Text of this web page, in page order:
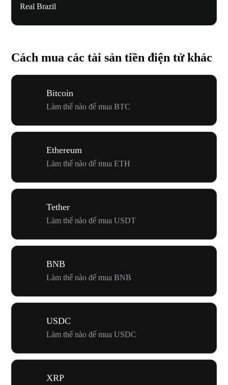
Real Brazil
Cách mua các tài sản tiền điện tử khác
Bitcoin
Làm thế nào để mua BTC
Ethereum
Làm thế nào để mua ETH
Tether
Làm thế nào để mua USDT
BNB
Làm thế nào để mua BNB
USDC
Làm thế nào để mua USDC
XRP